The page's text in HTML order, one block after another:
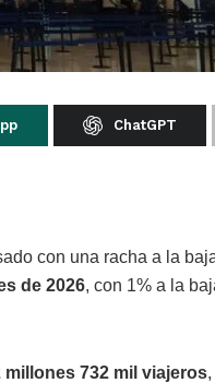
ChatGPT
con una racha a la
de 2026, con 1% a la
millones 732 mil viajeros,